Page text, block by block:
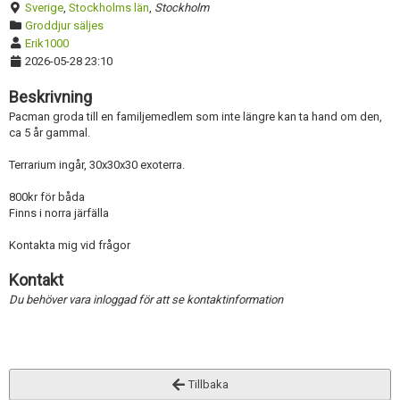
Sverige, Stockholms län, Stockholm
Groddjur säljes
Erik1000
2026-05-28 23:10
Beskrivning
Pacman groda till en familjemedlem som inte längre kan ta hand om den,
ca 5 år gammal.
Terrarium ingår, 30x30x30 exoterra.
800kr för båda
Finns i norra järfälla
Kontakta mig vid frågor
Kontakt
Du behöver vara inloggad för att se kontaktinformation
Tillbaka